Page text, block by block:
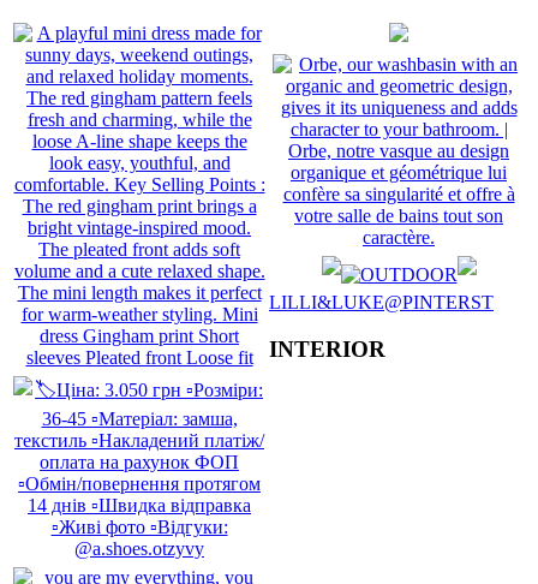
LILLI&LUKE@PINTERST
INTERIOR